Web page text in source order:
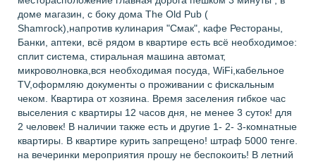
доме магазин, с боку дома The Old Pub (
Shamrock),напротив кулинария "Смак", кафе Рестораны,
Банки, аптеки, всё рядом в квартире есть всё необходимое:
сплит система, стиральная машина автомат,
микроволновка,вся необходимая посуда, WiFi,кабельное
TV,оформляю документы о проживании с фискальным
чеком. Квартира от хозяина. Время заселения гибкое час
выселения с квартиры 12 часов дня, не менее 3 суток! для
2 человек! В наличии также есть и другие 1- 2- 3-комнатные
квартиры. В квартире курить запрещено! штраф 5000 тенге.
на вечеринки мероприятия прошу не беспокоить! В летний